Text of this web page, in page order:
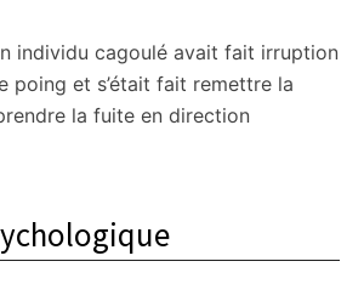
individu cagoulé avait fait irruption
poing et s’était fait remettre la
la fuite en direction